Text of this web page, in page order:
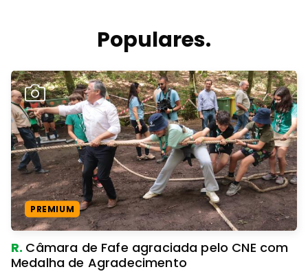
Populares.
PREMIUM
R. Câmara de Fafe agraciada pelo CNE com
Medalha de Agradecimento